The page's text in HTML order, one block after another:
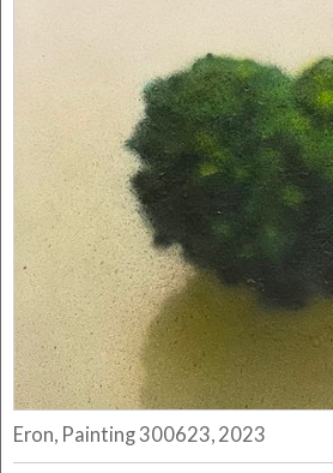
Eron, Painting 300623, 2023